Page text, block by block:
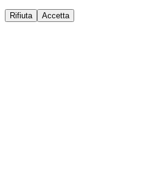
Rifiuta Accetta